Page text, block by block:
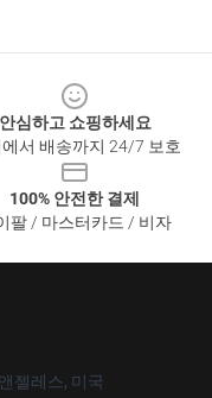
안심하고 쇼핑하세요
서 배송까지 24/7 보호
100% 안전한 결제
팔 / 마스터카드 / 비자
젤레스, 미국